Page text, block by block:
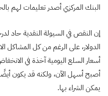
البنك المركزي أصدر تعليمات لهم
إن النقص في السيولة النقدية حاد
الدولار، على الرغم من كل المشاكل
أسعار السلع اليومية آخذة في
أصبح أسهل الآن، ولكنه قد يكون
يمكن الشراء بها.